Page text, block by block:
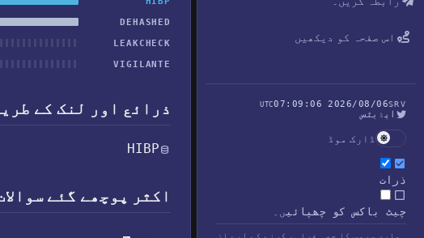
اس صفحہ کو دیکھیں
SRV
2026/08/06 07:09:06
UTC
اپڈیٹس
ڈارک موڈ
ذرات
چیٹ باکس کو چھپائیں۔
DEHASHED
LEAKCHECK
VIGILANTE
ذرائع اور لنک کے
HIBP
اکثر پوچھے گئے